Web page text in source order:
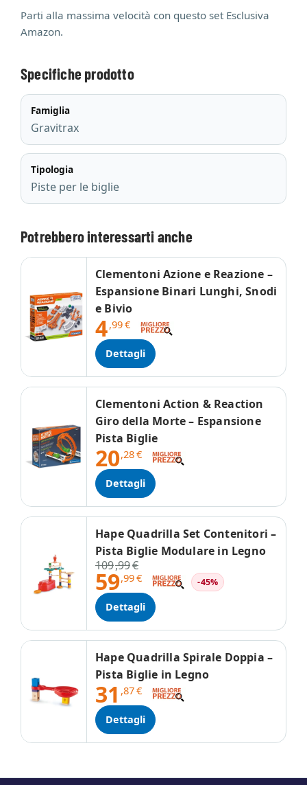
Parti alla massima velocità con questo set Esclusiva
Amazon.
Specifiche prodotto
Famiglia
Gravitrax
Tipologia
Piste per le biglie
Potrebbero interessarti anche
Clementoni Azione e Reazione –
Espansione Binari Lunghi, Snodi
e Bivio
4,99€
Dettagli
Clementoni Action & Reaction
Giro della Morte – Espansione
Pista Biglie
20,28€
Dettagli
Hape Quadrilla Set Contenitori –
Pista Biglie Modulare in Legno
109,99€
59,99€ -45%
Dettagli
Hape Quadrilla Spirale Doppia –
Pista Biglie in Legno
31 ,87€
Dettagli